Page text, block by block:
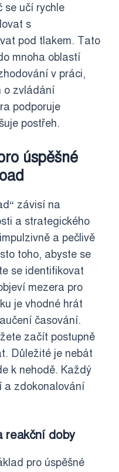
se učí rychle
s
pod tlakem. Tato
mnoha oblastí
v práci,
o zvládání
podporuje
postřeh.
úspěšné
závisí na
a strategického
a pečlivě
toho, abyste se
se identifikovat
mezera pro
je vhodné hrát
časování.
začít postupně
Důležité je nebát
k nehodě. Každý
a zdokonalování
reakční doby
pro úspěšné